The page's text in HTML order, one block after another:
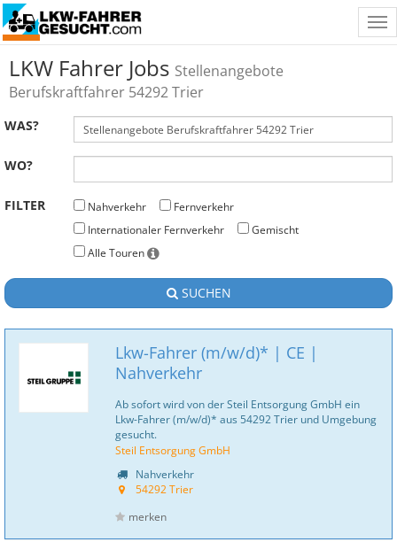
LKW Fahrer Jobs Stellenangebote
Berufskraftfahrer 54292 Trier
WAS?
WO?
FILTER Nahverkehr
Fernverkehr
Internationaler Fernverkehr
Gemischt
Alle Touren
SUCHEN
Lkw-Fahrer (m/w/d)* | CE |
Nahverkehr
Ab sofort wird von der Steil Entsorgung GmbH ein
Lkw-Fahrer (m/w/d)* aus 54292 Trier und Umgebung
gesucht.
Steil Entsorgung GmbH
Nahverkehr
54292 Trier
merken